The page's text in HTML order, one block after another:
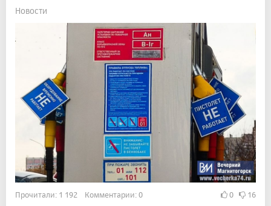
Новости
Прочитали: 1 192 Комментарии: 0 0 16